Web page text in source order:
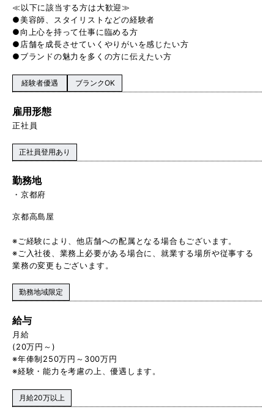
≪以下に該当する方は大歓迎≫
●美容師、スタイリストなどの経験者
●向上心を持って仕事に臨める方
●店舗を成長させていくやりがいを感じたい方
●ブランドの魅力を多くの方に伝えたい方
経験者優遇 ブランクOK
雇用形態
正社員
正社員登用あり
勤務地
京都府
京都高島屋
※ご経験により、他店舗への配属となる場合もございます。
※ご入社後、業務上必要がある場合に、就業する場所や従事する
業務の変更もございます。
勤務地域限定
給与
月給
(20万円～)
※年俸制250万円～300万円
※経験・能力を考慮の上、優遇します。
月給20万以上